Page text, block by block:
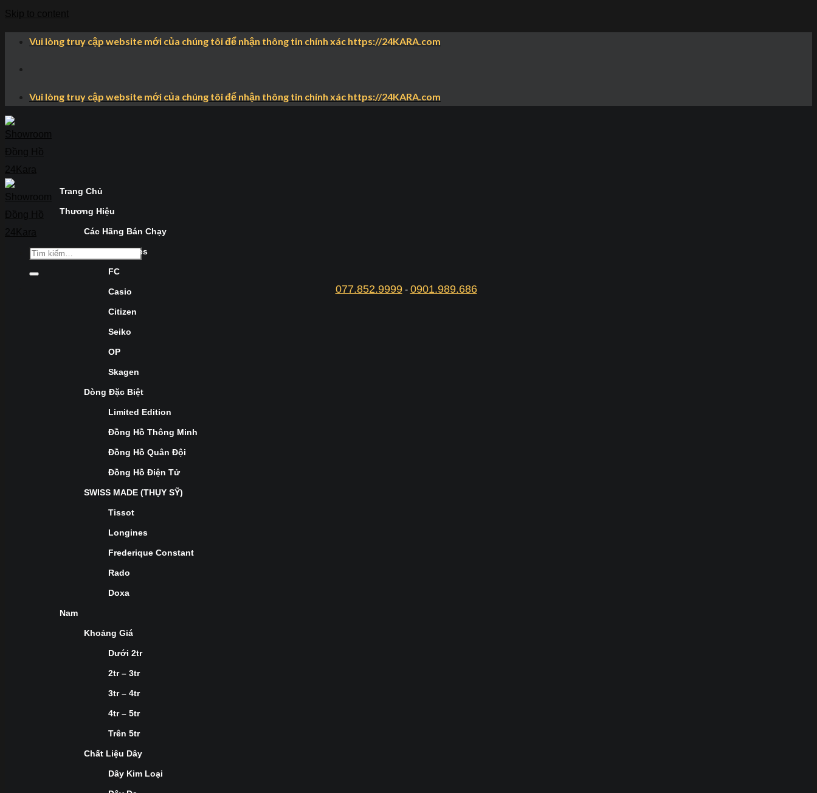
Vui lòng truy cập website mới của chúng tôi để nhận thông tin chính xác https://24KARA.com
Vui lòng truy cập website mới của chúng tôi để nhận thông tin chính xác https://24KARA.com
077.852.9999- 0901.989.686
Trang Chủ
Thương Hiệu
Các Hãng Bán Chạy
Longines
FC
Casio
Citizen
Seiko
OP
Skagen
Dòng Đặc Biệt
Limited Edition
Đồng Hồ Thông Minh
Đồng Hồ Quân Đội
Đồng Hồ Điện Tử
SWISS MADE (THỤY SỸ)
Tissot
Longines
Frederique Constant
Rado
Doxa
Nam
Khoảng Giá
Dưới 2tr
2tr – 3tr
3tr – 4tr
4tr – 5tr
Trên 5tr
Chất Liệu Dây
Dây Kim Loại